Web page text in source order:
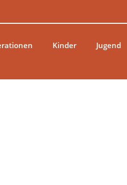
Kinder Jugend